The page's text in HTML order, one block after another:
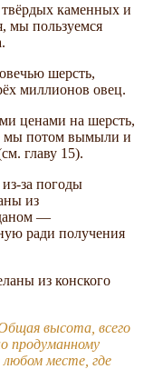
каменных и
мы пользуемся
шерсть,
миллионов овец.
ценами на шерсть,
мы потом вымыли и
главу 15).
за погоды
из
—
ради получения
из конского
высота, всего
продуманному
месте, где